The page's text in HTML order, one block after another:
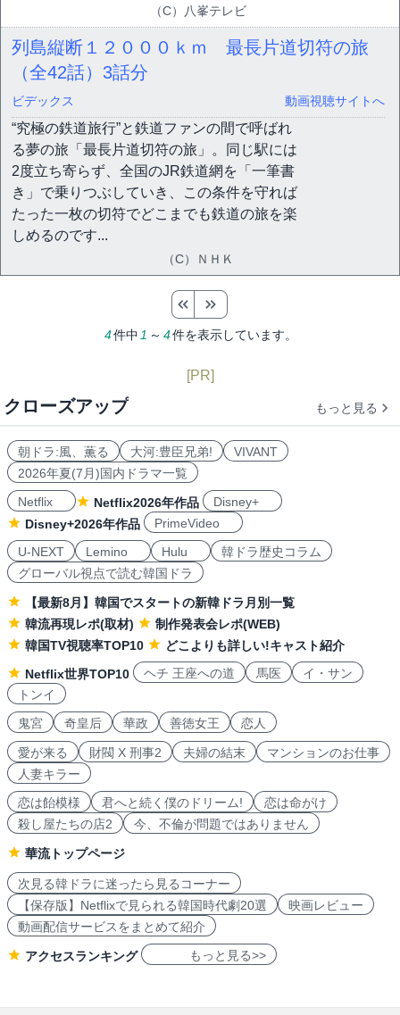
（C）八峯テレビ
列島縦断１２０００ｋｍ 最長片道切符の旅
（全42話） 3話分
ビデックス 動画視聴サイトへ
“究極の鉄道旅行”と鉄道ファンの間で呼ばれ
る夢の旅「最長片道切符の旅」。同じ駅には
2度立ち寄らず、全国のJR鉄道網を「一筆書
き」で乗りつぶしていき、この条件を守れば
たった一枚の切符でどこまでも鉄道の旅を楽
しめるのです...
（C）ＮＨＫ
4件中 1 ～ 4件を表示しています。
[PR]
クローズアップ もっと見る
朝ドラ:風、薫る 大河:豊臣兄弟!
VIVANT
2026年夏(7月)国内ドラマ一覧
Netflix
Netflix2026年作品
Disney+
Disney+2026年作品
PrimeVideo
U-NEXT
Lemino Hulu
韓ドラ歴史コラム
グローバル視点で読む韓国ドラ
【最新8月】韓国でスタートの新韓ドラ月別一覧
韓流再現レポ(取材)
制作発表会レポ(WEB)
韓国TV視聴率TOP10
どこよりも詳しい!キャスト紹介
Netflix世界TOP10
ヘチ 王座への道 馬医
イ・サン
トンイ
鬼宮
奇皇后 華政 善徳女王 恋人
愛が来る 財閥 X 刑事2 夫婦の結末
マンションのお仕事
人妻キラー
恋は飴模様
君へと続く僕のドリーム!
恋は命がけ
殺し屋たちの店2
今、不倫が問題ではありません
華流トップページ
次見る韓ドラに迷ったら見るコーナー
【保存版】Netflixで見られる韓国時代劇20選
映画レビュー
動画配信サービスをまとめて紹介
アクセスランキング もっと見る>>